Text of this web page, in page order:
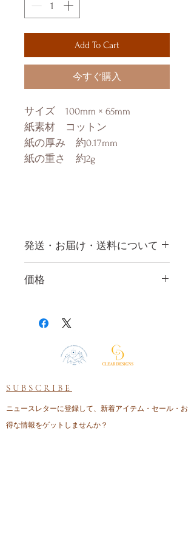
Add To Cart
今すぐ購入
サイズ 100mm × 65mm
紙素材 コットン
紙の厚み 約0.17mm
紙の重さ 約2g
発送・お届け・送料について
ご入金確認後、３営業日を目安
日本全国送料無料とさせて頂き
ます。
追跡調査はありません。
ご注文者様がお受け取り可能な
ンビニエンスストア・配送業者
局留めでの発送は承っておりま
せん）
価格
SUBSCRIBE
ニュースレターに登録して、新着アイテム・セール・お
得な情報をゲットしませんか？